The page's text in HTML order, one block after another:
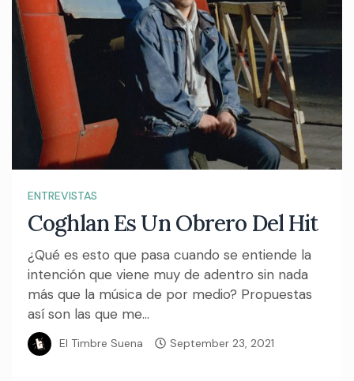
ENTREVISTAS
Coghlan Es Un Obrero Del Hit
¿Qué es esto que pasa cuando se entiende la
intención que viene muy de adentro sin nada
más que la música de por medio? Propuestas
así son las que me...
El Timbre Suena September 23, 2021